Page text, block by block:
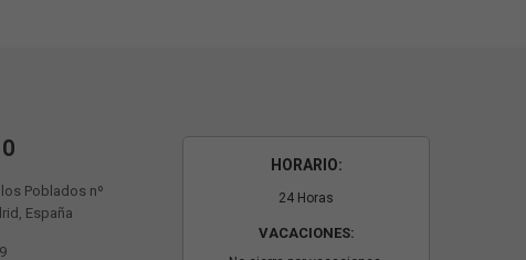
Poblados nº
España
HORARIO:
24 Horas
VACACIONES: